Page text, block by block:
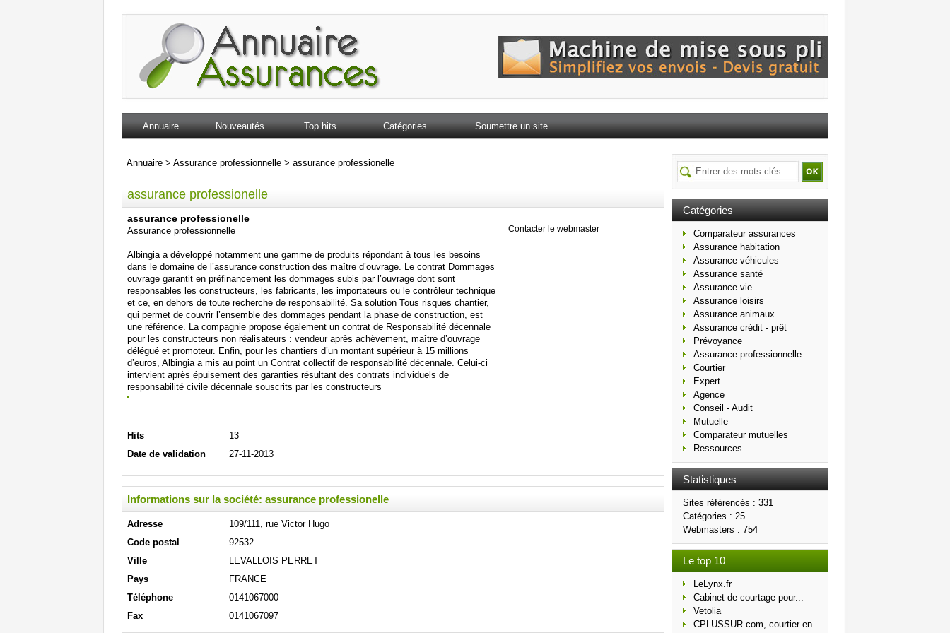
Annuaire Nouveautés Top hits Catégories Soumettre un site
Catégories
Comparateur assurances
Assurance habitation
Assurance véhicules
Assurance santé
Assurance vie
Assurance loisirs
Assurance animaux
Assurance crédit - prêt
Prévoyance
Assurance professionnelle
Courtier
Expert
Agence
Conseil - Audit
Mutuelle
Comparateur mutuelles
Ressources
Statistiques
Sites référencés : 331
Catégories : 25
Webmasters : 754
Le top 10
LeLynx.fr
Cabinet de courtage pour...
Vetolia
CPLUSSUR.com, courtier en...
Annuaire > Assurance professionnelle > assurance professionelle
assurance professionelle
assurance professionelle
Assurance professionnelle
Albingia a développé notamment une gamme de produits répondant à tous les besoins
dans le domaine de l’assurance construction des maître d’ouvrage. Le contrat Dommages
ouvrage garantit en préfinancement les dommages subis par l’ouvrage dont sont
responsables les constructeurs, les fabricants, les importateurs ou le contrôleur technique
et ce, en dehors de toute recherche de responsabilité. Sa solution Tous risques chantier,
qui permet de couvrir l’ensemble des dommages pendant la phase de construction, est
une référence. La compagnie propose également un contrat de Responsabilité décennale
pour les constructeurs non réalisateurs : vendeur après achèvement, maître d’ouvrage
délégué et promoteur. Enfin, pour les chantiers d’un montant supérieur à 15 millions
d’euros, Albingia a mis au point un Contrat collectif de responsabilité décennale. Celui-ci
intervient après épuisement des garanties résultant des contrats individuels de
responsabilité civile décennale souscrits par les constructeurs
Hits
13
Date de validation
27-11-2013
Contacter le webmaster
Informations sur la société: assurance professionelle
Adresse
109/111, rue Victor Hugo
Code postal
92532
Ville
LEVALLOIS PERRET
Pays
FRANCE
Téléphone
0141067000
Fax
0141067097